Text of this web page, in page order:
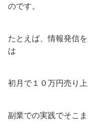
のです。
たとえば、情報発信
は
初月で１０万円売り
副業での実践でそこ